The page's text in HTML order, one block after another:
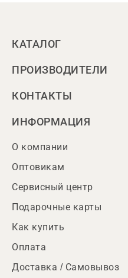
КАТАЛОГ
ПРОИЗВОДИТЕЛИ
КОНТАКТЫ
ИНФОРМАЦИЯ
О компании
Оптовикам
Сервисный центр
Подарочные карты
Как купить
Оплата
Доставка / Самовывоз